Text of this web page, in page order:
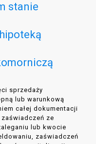
stanie
sprzedaży
lub warunkową
całej dokumentacji
ze
lub kwocie
zaświadczeń